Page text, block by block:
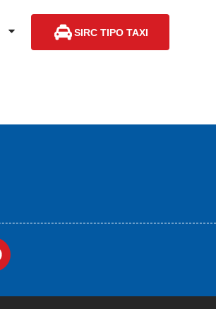
SIRC TIPO TAXI